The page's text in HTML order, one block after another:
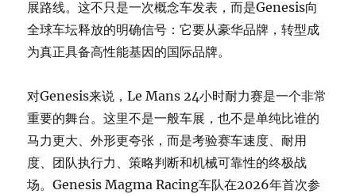
展路线。这不只是一次概念车发表，而是Genesis向
全球车坛释放的明确信号：它要从豪华品牌，转型成
为真正具备高性能基因的国际品牌。
对Genesis来说，Le Mans 24小时耐力赛是一个非常
重要的舞台。这里不是一般车展，也不是单纯比谁的
马力更大、外形更夸张，而是考验赛车速度、耐用
度、团队执行力、策略判断和机械可靠性的终极战
场。Genesis Magma Racing车队在2026年首次参